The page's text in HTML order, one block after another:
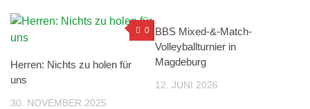
0
Herren: Nichts zu holen für
uns
30. NOVEMBER 2025
BBS Mixed-&-Match-
Volleyballturnier in
Magdeburg
12. JUNI 2026